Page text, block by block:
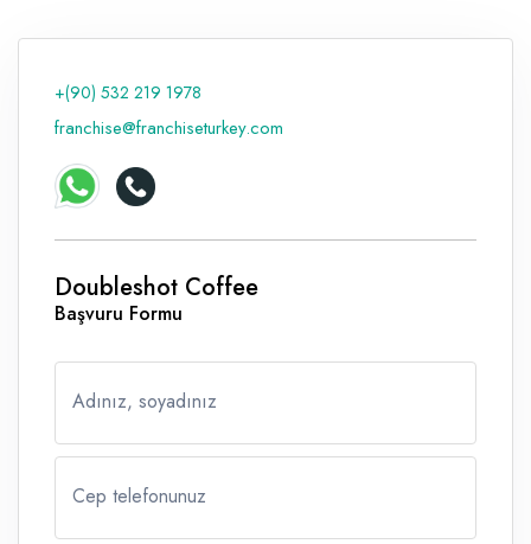
+(90) 532 219 1978
franchise@franchiseturkey.com
Doubleshot Coffee
Başvuru Formu
Adınız, soyadınız
Cep telefonunuz